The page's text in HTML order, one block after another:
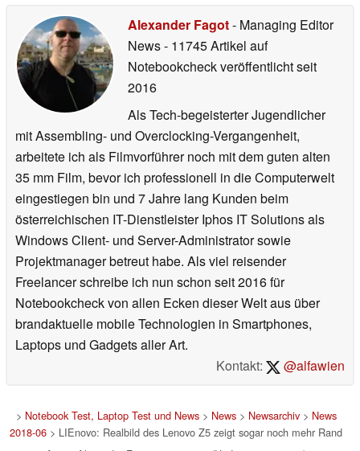
Alexander Fagot- Managing Editor
News- 11745 Artikel auf
Notebookcheck veröffentlichtseit
2016
Als Tech-begeisterter Jugendlicher
mit Assembling- und Overclocking-Vergangenheit,
arbeitete ich als Filmvorführer noch mit dem guten alten
35 mm Film, bevor ich professionell in die Computerwelt
eingestiegen bin und 7 Jahre lang Kunden beim
österreichischen IT-Dienstleister Iphos IT Solutions als
Windows Client- und Server-Administrator sowie
Projektmanager betreut habe. Als viel reisender
Freelancer schreibe ich nun schon seit 2016 für
Notebookcheck von allen Ecken dieser Welt aus über
brandaktuelle mobile Technologien in Smartphones,
Laptops und Gadgets aller Art.
Kontakt:
@alfawien
> Notebook Test, Laptop Test und News> News> Newsarchiv> News
2018-06 > LIEnovo: Realbild des Lenovo Z5 zeigt sogar noch mehr Rand